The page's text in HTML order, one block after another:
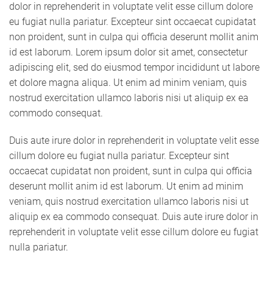
dolor in reprehenderit in voluptate velit esse cillum dolore
eu fugiat nulla pariatur. Excepteur sint occaecat cupidatat
non proident, sunt in culpa qui officia deserunt mollit anim
id est laborum. Lorem ipsum dolor sit amet, consectetur
adipiscing elit, sed do eiusmod tempor incididunt ut labore
et dolore magna aliqua. Ut enim ad minim veniam, quis
nostrud exercitation ullamco laboris nisi ut aliquip ex ea
commodo consequat.
Duis aute irure dolor in reprehenderit in voluptate velit esse
cillum dolore eu fugiat nulla pariatur. Excepteur sint
occaecat cupidatat non proident, sunt in culpa qui officia
deserunt mollit anim id est laborum. Ut enim ad minim
veniam, quis nostrud exercitation ullamco laboris nisi ut
aliquip ex ea commodo consequat. Duis aute irure dolor in
reprehenderit in voluptate velit esse cillum dolore eu fugiat
nulla pariatur.